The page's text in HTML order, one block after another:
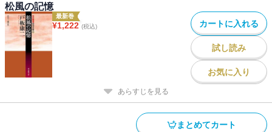
松風の記憶
最新巻
¥1,222 (税込) カートに入れる
試し読み
お気に入り
あらすじを見る
まとめてカート